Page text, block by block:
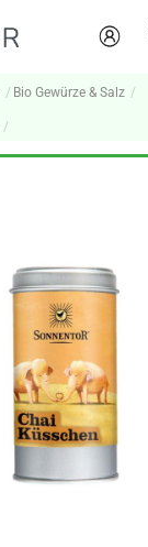
Mein
Konto
Bio Gewürze & Salz